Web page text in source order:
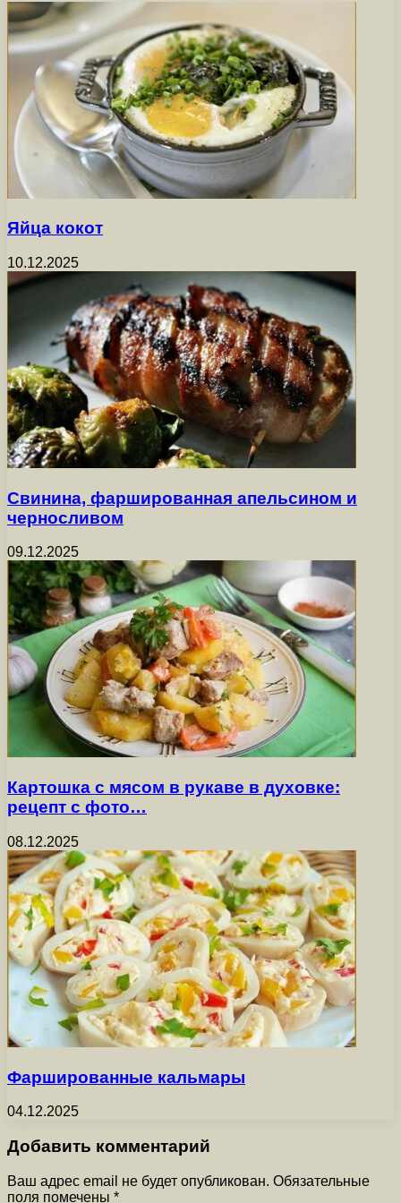
Яйца кокот
10.12.2025
Свинина, фаршированная апельсином и
черносливом
09.12.2025
Картошка с мясом в рукаве в духовке:
рецепт с фото…
08.12.2025
Фаршированные кальмары
04.12.2025
Добавить комментарий
Ваш адрес email не будет опубликован. Обязательные
поля помечены *